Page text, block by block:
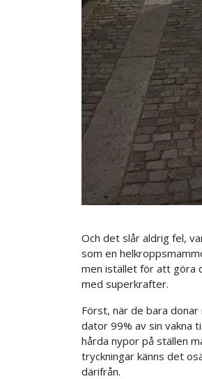
Och det slår aldrig fel,
som en
men istället för att göra
med superkrafter.
Först, när de bara
dator 99% av sin vakna
hårda nypor på ställen
tryckningar känns det
därifrån.